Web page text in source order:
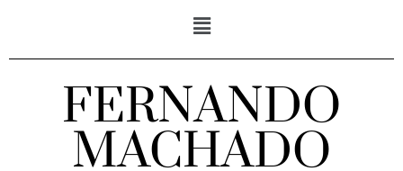
FERNANDO
MACHADO